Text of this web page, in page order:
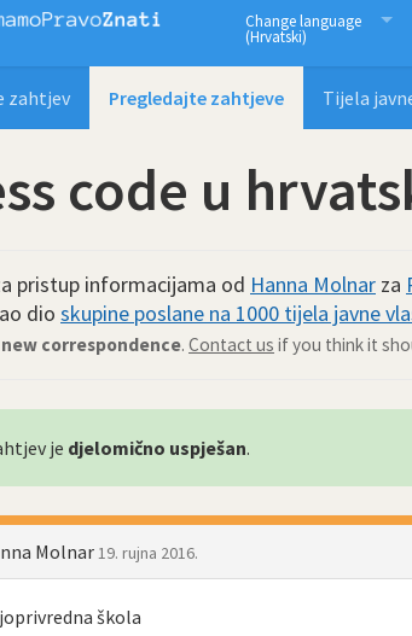
Imamo
Change language
(Hrvatski)
zahtjev Pregledajte zahtjeve Tijela
code u
pristup informacijama od Hanna Molnar za
dio skupine poslane na 1000 tijela javne
correspondence. Contact us if you think it
je djelomično uspješan.
Molnar 19. rujna 2016.
škola